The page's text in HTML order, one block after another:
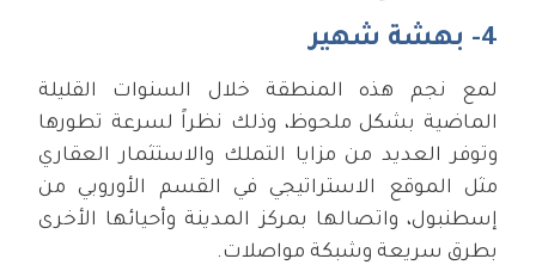
4- بهشة شهير
لمع نجم هذه المنطقة خلال السنوات القليلة
الماضية بشكل ملحوظ، وذلك نظراً لسرعة تطورها
وتوفر العديد من مزايا التملك والاستثمار العقاري
مثل الموقع الاستراتيجي في القسم الأوروبي من
إسطنبول، واتصالها بمركز المدينة وأحيائها الأخرى
بطرق سريعة وشبكة مواصلات.